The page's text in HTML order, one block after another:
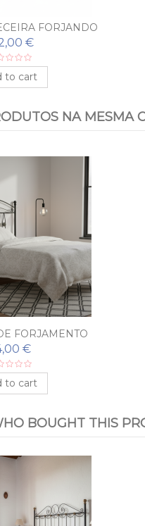
FORJANDO
€
to cart
NA MESMA
FORJAMENTO
SICILIA
€
to cart
BOUGHT THIS